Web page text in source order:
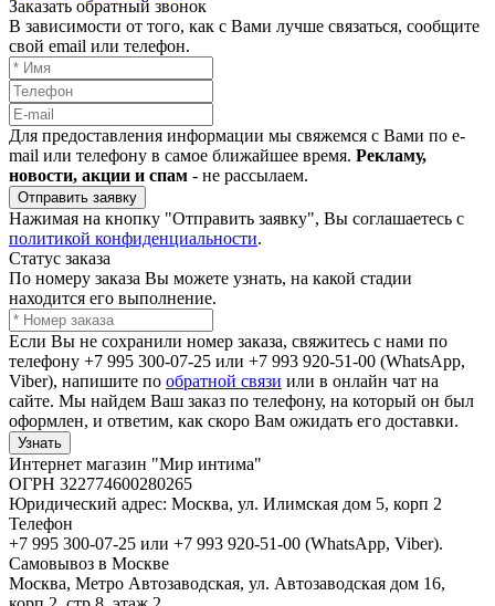
Заказать обратный звонок
В зависимости от того, как с Вами лучше связаться, сообщите
свой email или телефон.
Для предоставления информации мы свяжемся с Вами по e-
mail или телефону в самое ближайшее время. Рекламу,
новости, акции и спам - не рассылаем.
Отправить заявку
Нажимая на кнопку "Отправить заявку", Вы соглашаетесь с
политикой конфиденциальности.
Статус заказа
По номеру заказа Вы можете узнать, на какой стадии
находится его выполнение.
Если Вы не сохранили номер заказа, свяжитесь с нами по
телефону +7 995 300-07-25 или +7 993 920-51-00 (WhatsApp,
Viber), напишите по обратной связи или в онлайн чат на
сайте. Мы найдем Ваш заказ по телефону, на который он был
оформлен, и ответим, как скоро Вам ожидать его доставки.
Узнать
Интернет магазин "Мир интима"
ОГРН 322774600280265
Юридический адрес: Москва, ул. Илимская дом 5, корп 2
Телефон
+7 995 300-07-25 или +7 993 920-51-00 (WhatsApp, Viber).
Самовывоз в Москве
Москва, Метро Автозаводская, ул. Автозаводская дом 16,